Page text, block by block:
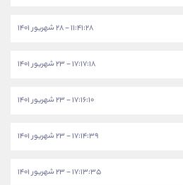
۱۱:۴۱:۲۸ - ۲۸ شهریور ۱۴۰۱
۱۷:۱۷:۱۸ - ۲۳ شهریور ۱۴۰۱
۱۷:۱۶:۱۰ - ۲۳ شهریور ۱۴۰۱
۱۷:۱۴:۳۹ - ۲۳ شهریور ۱۴۰۱
۱۷:۱۳:۳۵ - ۲۳ شهریور ۱۴۰۱